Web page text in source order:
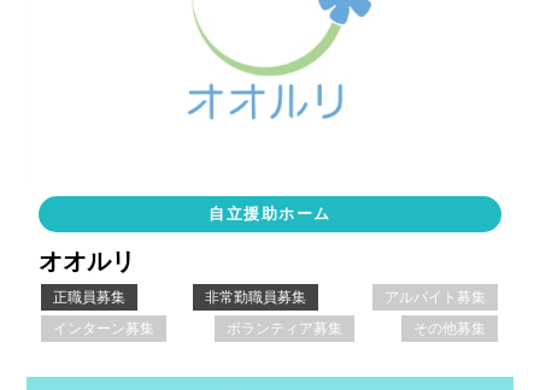
自立援助ホーム
オオルリ
正職員募集 非常勤職員募集
アルバイト募集
インターン募集
ボランティア募集 その他募集